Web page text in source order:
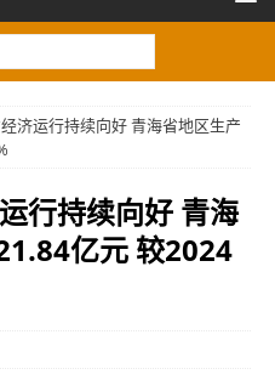
济运行持续向好 青海省地区生产
行持续向好 青海
亿元 较2024